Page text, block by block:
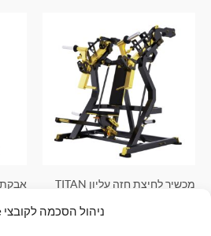
ניהול הסכמה לקובצי Cookie
מכשיר לחיצת חזה עליון TITAN